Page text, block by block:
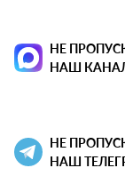
НЕ
НАШ
НЕ
НАШ